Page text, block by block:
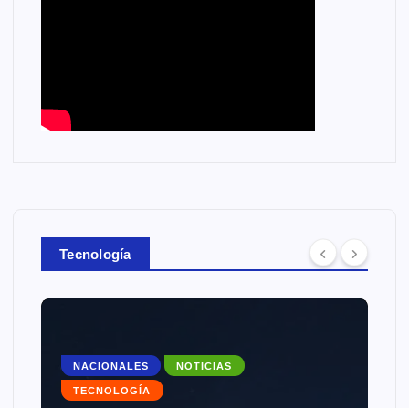
Tecnología
NACIONALES NOTICIAS
TECNOLOGÍA